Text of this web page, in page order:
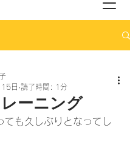
ーニング
日 読了時間: 1分
ても久しぶりとなってし